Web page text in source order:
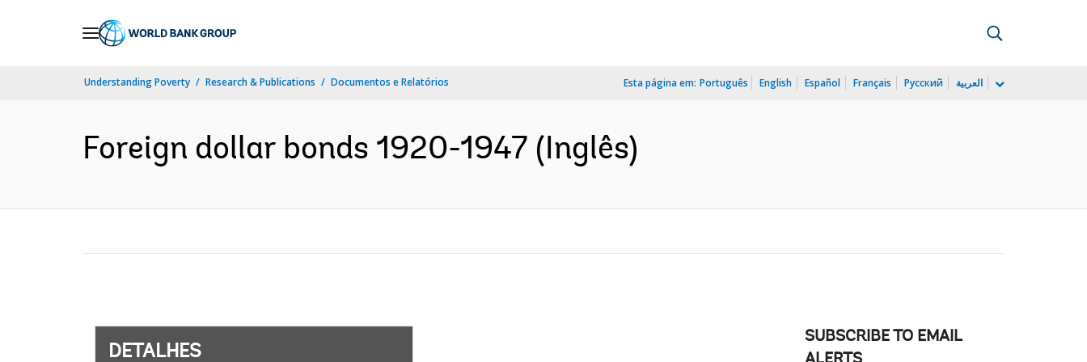
Understanding Poverty Research & Publications Documentos e Relatórios Esta página em: Português English Español Français Русский العربية
Foreign dollar bonds 1920-1947 (Inglês)
DETALHES
SUBSCRIBE TO EMAIL